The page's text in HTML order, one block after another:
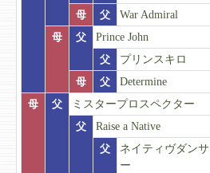
母
父
War Admiral
母
父
Prince John
父
プリンスキロ
母
父
Determine
母
父
ミスタープロスペクター
父
Raise a Native
父
ネイティヴダンサ
ー